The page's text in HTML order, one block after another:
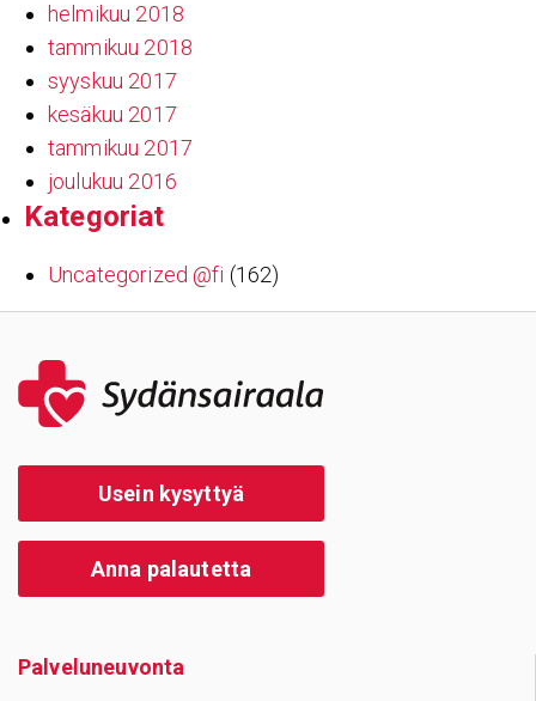
helmikuu 2018
tammikuu 2018
syyskuu 2017
kesäkuu 2017
tammikuu 2017
joulukuu 2016
Kate­go­riat
Uncategorized @fi (162)
Usein kysyttyä
Anna palautetta
Palve­lu­neu­vonta